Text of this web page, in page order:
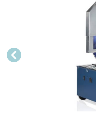
Previous